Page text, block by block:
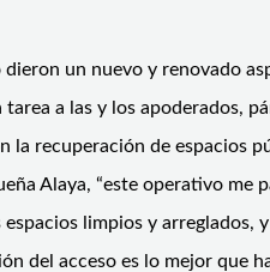
dieron un nuevo y renovado
a las y los apoderados,
la recuperación de espacios
Alaya, “este operativo me
limpios y arreglados,
del acceso es lo mejor que